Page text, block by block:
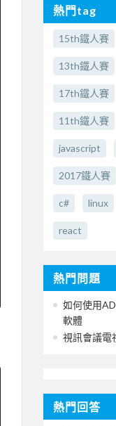
熱門tag
15th鐵人賽
13th鐵人賽
17th鐵人賽
11th鐵人賽
javascript
2017鐵人賽
c# linux
react
熱門問題
如何使用
軟體
視訊會議電
熱門回答